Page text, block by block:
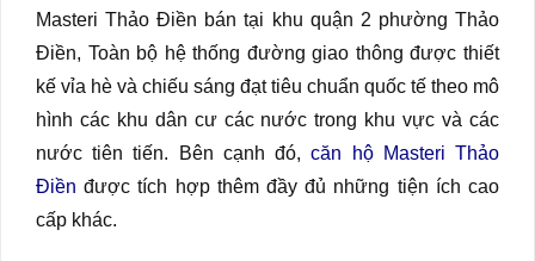
Masteri Thảo Điền bán tại khu quận 2 phường Thảo
Điền, Toàn bộ hệ thống đường giao thông được thiết
kế vỉa hè và chiếu sáng đạt tiêu chuẩn quốc tế theo mô
hình các khu dân cư các nước trong khu vực và các
nước tiên tiến. Bên cạnh đó,căn hộ Masteri Thảo
Điền được tích hợp thêm đầy đủ những tiện ích cao
cấp khác.